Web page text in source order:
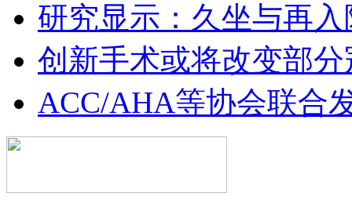
研究显示：久坐与再
创新手术或将改变部
ACC/AHA等协会联合